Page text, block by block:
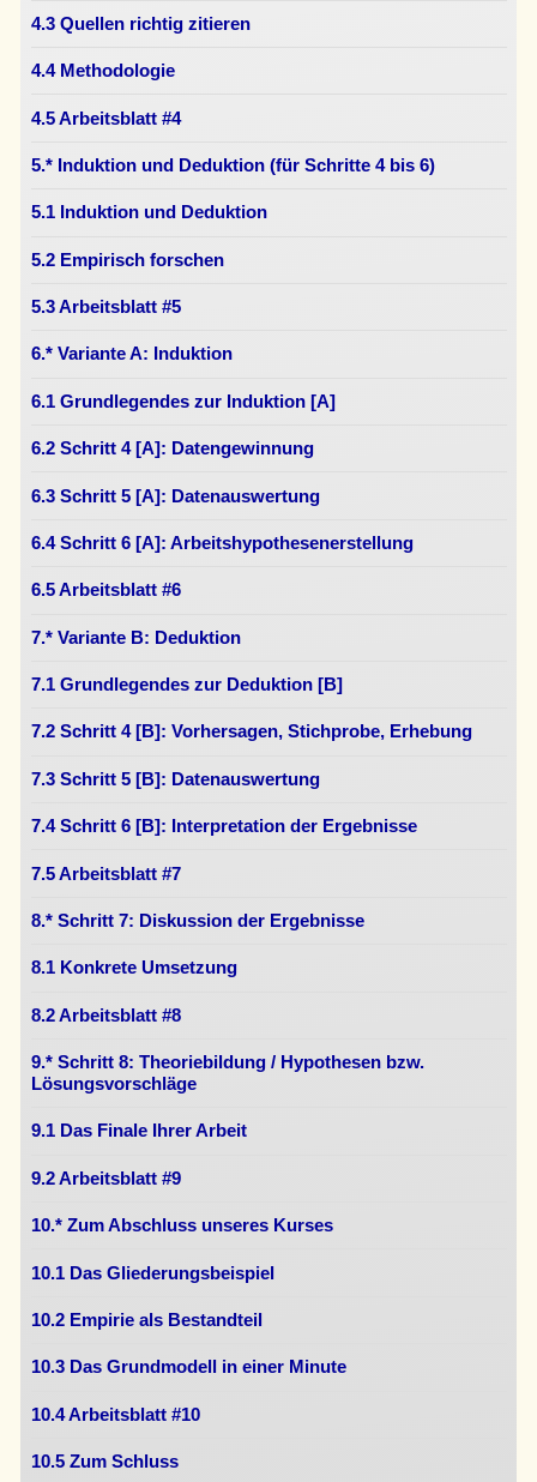
4.3 Quellen richtig zitieren
4.4 Methodologie
4.5 Arbeitsblatt #4
5.* Induktion und Deduktion (für Schritte 4 bis 6)
5.1 Induktion und Deduktion
5.2 Empirisch forschen
5.3 Arbeitsblatt #5
6.* Variante A: Induktion
6.1 Grundlegendes zur Induktion [A]
6.2 Schritt 4 [A]: Datengewinnung
6.3 Schritt 5 [A]: Datenauswertung
6.4 Schritt 6 [A]: Arbeitshypothesenerstellung
6.5 Arbeitsblatt #6
7.* Variante B: Deduktion
7.1 Grundlegendes zur Deduktion [B]
7.2 Schritt 4 [B]: Vorhersagen, Stichprobe, Erhebung
7.3 Schritt 5 [B]: Datenauswertung
7.4 Schritt 6 [B]: Interpretation der Ergebnisse
7.5 Arbeitsblatt #7
8.* Schritt 7: Diskussion der Ergebnisse
8.1 Konkrete Umsetzung
8.2 Arbeitsblatt #8
9.* Schritt 8: Theoriebildung / Hypothesen bzw.
Lösungsvorschläge
9.1 Das Finale Ihrer Arbeit
9.2 Arbeitsblatt #9
10.* Zum Abschluss unseres Kurses
10.1 Das Gliederungsbeispiel
10.2 Empirie als Bestandteil
10.3 Das Grundmodell in einer Minute
10.4 Arbeitsblatt #10
10.5 Zum Schluss